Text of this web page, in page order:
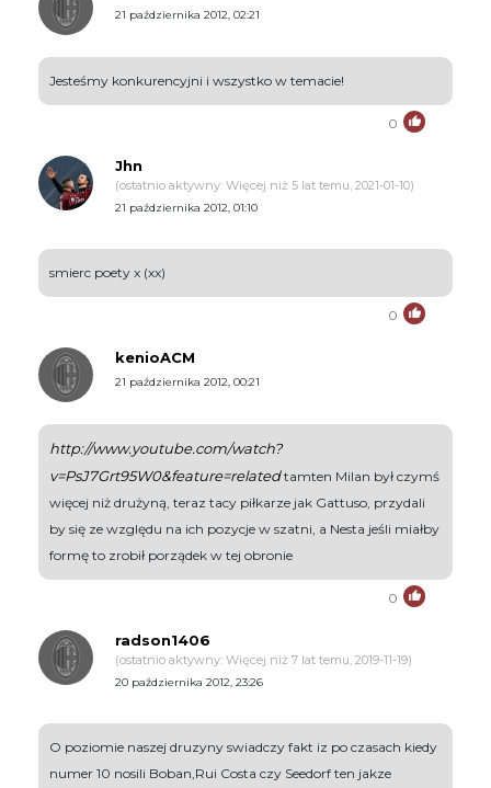
21 października 2012, 02:21
Jesteśmy konkurencyjni i wszystko w temacie!
0
Jhn
(ostatnio aktywny: Więcej niż 5 lat temu, 2021-01-10)
21 października 2012, 01:10
smierc poety x (xx)
0
kenioACM
21 października 2012, 00:21
http://www.youtube.com/watch?
v=PsJ7Grt95W0&feature=relatedtamten Milan był czymś
więcej niż drużyną, teraz tacy piłkarze jak Gattuso, przydali
by się ze względu na ich pozycje w szatni, a Nesta jeśli miałby
formę to zrobił porządek w tej obronie
0
radson1406
(ostatnio aktywny: Więcej niż 7 lat temu, 2019-11-19)
20 października 2012, 23:26
O poziomie naszej druzyny swiadczy fakt iz po czasach kiedy
numer 10 nosili Boban,Rui Costa czy Seedorf ten jakze